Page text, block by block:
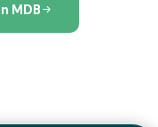
MDB